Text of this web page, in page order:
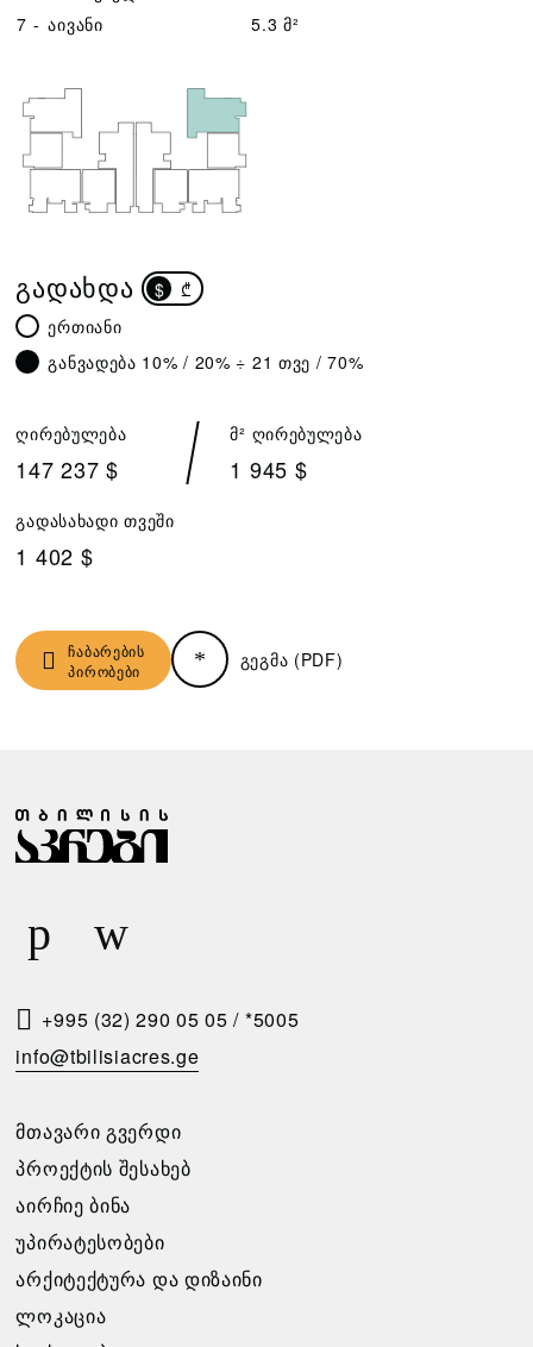
7 - აივანი 5.3 მ²
ᲒᲐᲓᲐᲮᲓᲐ $
₾
ერთიანი
განვადება 10% / 20% ÷ 21 თვე / 70%
ღირებულება
147 237 $
მ² ღირებულება
1 945 $
გადასახადი თვეში
1 402 $
ჩაბარების
პირობები
გეგმა (PDF)
Ჩ
Ა
Ა
Რ
Ბ
Ი
Პ
Ი
Რ
Ო
Ბ
Ე
Ზ
Ა
Ი
Ს
Ო
Თ
Ო
Ვ
Ნ
Ა
გთხოვთ
შეავსოთ
+995 (32) 290 05 05 / *5005
info@tbilisiacres.ge
ᲛᲗᲐᲕᲐᲠᲘ ᲒᲕᲔᲠᲓᲘ
ᲞᲠᲝᲔᲥᲢᲘᲡ ᲨᲔᲡᲐᲮᲔᲑ
ᲐᲘᲠᲩᲘᲔ ᲑᲘᲜᲐ
ᲣᲞᲘᲠᲐᲢᲔᲡᲝᲑᲔᲑᲘ
ᲐᲠᲥᲘᲢᲔᲥᲢᲣᲠᲐ ᲓᲐ ᲓᲘᲖᲐᲘᲜᲘ
ᲚᲝᲙᲐᲪᲘᲐ